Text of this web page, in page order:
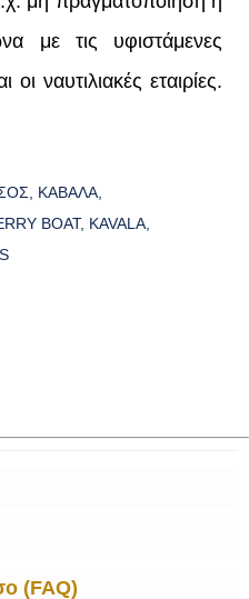
με τις υφιστάμενες
ναυτιλιακές εταιρίες.
ΚΑΒΑΛΑ
BOAT KAVALA
(FAQ)